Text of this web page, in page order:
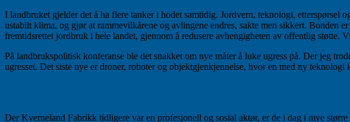
I landbruket gjelder det å ha flere tanker i hodet samtidig. Jordvern, teknologi, etterspørsel
ustabilt klima, og gjør at rammevilkårene og avlingene endres, sakte men sikkert.
fremtidsrettet jordbruk i hele landet, gjennom å redusere avhengigheten av offentlig støtte.
På landbrukspolitisk konferanse ble det snakket om nye måter å luke ugress på. Der jeg
ugresset. Det siste nye er droner, roboter og objektgjenkjennelse, hvor en med ny teknologi
Der Kverneland Fabrikk tidligere var en profesjonell og sosial aktør, er de i dag i mye